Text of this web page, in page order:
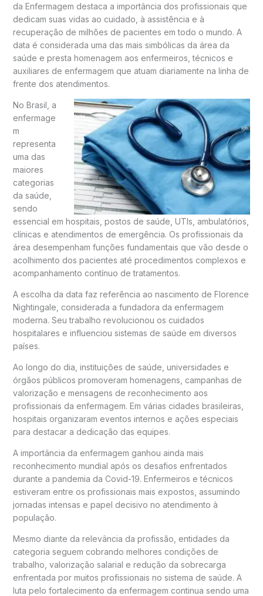
da Enfermagem destaca a importância dos profissionais que
dedicam suas vidas ao cuidado, à assistência e à
recuperação de milhões de pacientes em todo o mundo. A
data é considerada uma das mais simbólicas da área da
saúde e presta homenagem aos enfermeiros, técnicos e
auxiliares de enfermagem que atuam diariamente na linha de
frente dos atendimentos.
No Brasil , a
enfermage
m
representa
uma das
maiores
categorias
da saúde,
sendo
essencial em hospitais, postos de saúde, UTIs, ambulatórios,
clínicas e atendimentos de emergência. Os profissionais da
área desempenham funções fundamentais que vão desde o
acolhimento dos pacientes até procedimentos complexos e
acompanhamento contínuo de tratamentos.
A escolha da data faz referência ao nascimento de Florence
Nightingale , considerada a fundadora da enfermagem
moderna. Seu trabalho revolucionou os cuidados
hospitalares e influenciou sistemas de saúde em diversos
países.
Ao longo do dia, instituições de saúde, universidades e
órgãos públicos promoveram homenagens, campanhas de
valorização e mensagens de reconhecimento aos
profissionais da enfermagem. Em várias cidades brasileiras,
hospitais organizaram eventos internos e ações especiais
para destacar a dedicação das equipes.
A importância da enfermagem ganhou ainda mais
reconhecimento mundial após os desafios enfrentados
durante a pandemia da Covid-19. Enfermeiros e técnicos
estiveram entre os profissionais mais expostos, assumindo
jornadas intensas e papel decisivo no atendimento à
população.
Mesmo diante da relevância da profissão, entidades da
categoria seguem cobrando melhores condições de
trabalho, valorização salarial e redução da sobrecarga
enfrentada por muitos profissionais no sistema de saúde. A
luta pelo fortalecimento da enfermagem continua sendo uma